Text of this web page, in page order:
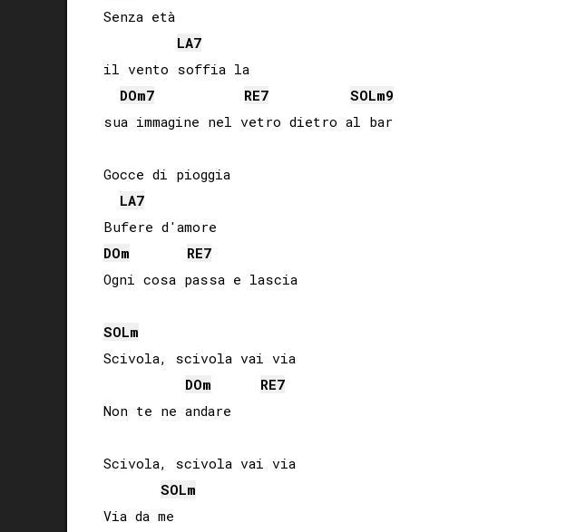
Senza età
LA7
il vento soffia la
DOm7 RE7 SOLm9
sua immagine nel vetro dietro al bar
Gocce di pioggia
LA7
DOm RE7
Ogni cosa passa e lascia
SOLm
Scivola, scivola vai via
DOm RE7
Non te ne andare
Scivola, scivola vai via
SOLm
Via da me